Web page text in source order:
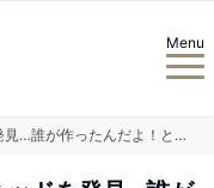
Menu
月面に高さ200mの大ピラミッドを発見…誰が作ったんだよ！と話題に…